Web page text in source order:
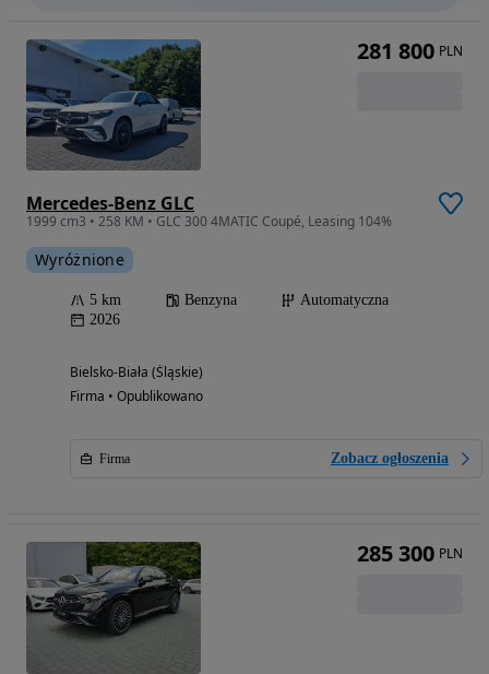
Mercedes-Benz GLC
1999 cm3 • 258 KM • GLC 300 4MATIC Coupé, Leasing 104%
Wyróżnione
5 km Benzyna
Automatyczna
2026
Bielsko-Biała (Śląskie)
Firma • Opublikowano
Firma Zobacz ogłoszenia
281 800 PLN
285 300 PLN